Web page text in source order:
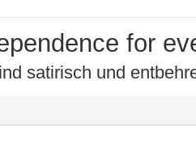
for
satirisch und